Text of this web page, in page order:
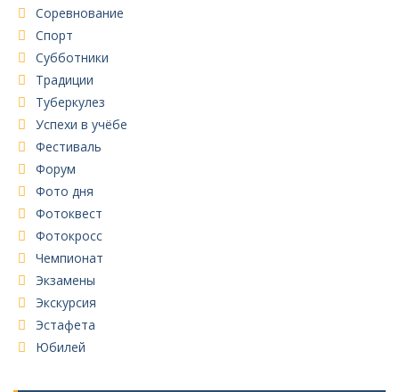
Соревнование
Спорт
Субботники
Традиции
Туберкулез
Успехи в учёбе
Фестиваль
Форум
Фото дня
Фотоквест
Фотокросс
Чемпионат
Экзамены
Экскурсия
Эстафета
Юбилей